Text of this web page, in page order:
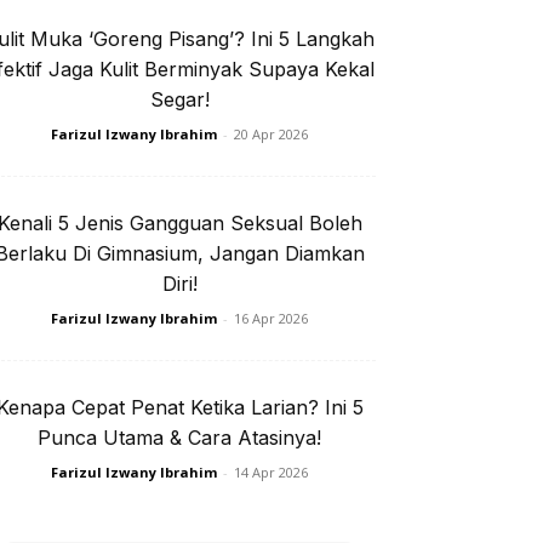
jer!
Rapi
Muka ‘Goreng Pisang’? Ini 5 Langkah
Jaga Kulit Berminyak Supaya Kekal
Segar!
Farizul Izwany Ibrahim - 20 Apr 2026
Kenali 5 Jenis Gangguan Seksual Boleh
Di Gimnasium, Jangan Diamkan
Diri!
Farizul Izwany Ibrahim - 16 Apr 2026
Cepat Penat Ketika Larian? Ini 5
Punca Utama & Cara Atasinya!
Farizul Izwany Ibrahim - 14 Apr 2026